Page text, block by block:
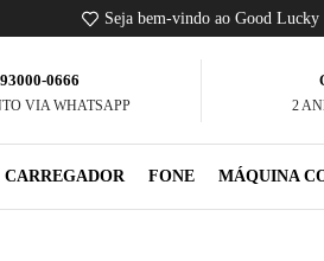
Seja bem-vindo ao Good Lucky
0666
VIA WHATSAPP
2
CARREGADOR FONE MÁQUINA